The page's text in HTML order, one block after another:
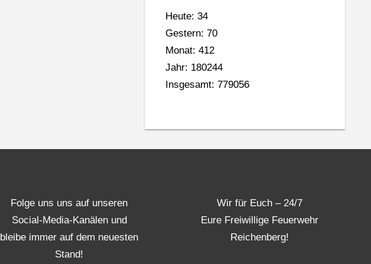
Heute: 34
Gestern: 70
Monat: 412
Jahr: 180244
Insgesamt: 779056
Folge uns uns auf unseren
Social-Media-Kanälen und
bleibe immer auf dem neuesten
Stand!
Wir für Euch – 24/7
Eure Freiwillige Feuerwehr
Reichenberg!